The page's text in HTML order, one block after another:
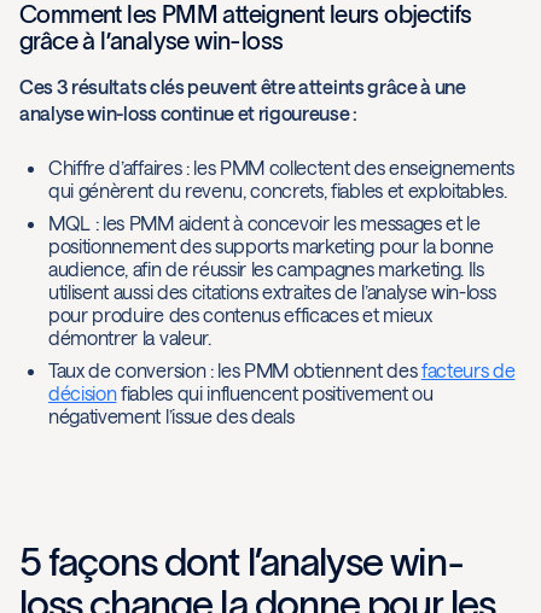
Comment les PMM atteignent leurs objectifs
grâce à l’analyse win-loss
Ces 3 résultats clés peuvent être atteints grâce à une
analyse win-loss continue et rigoureuse :
Chiffre d’affaires : les PMM collectent des enseignements
qui génèrent du revenu, concrets, fiables et exploitables.
MQL : les PMM aident à concevoir les messages et le
positionnement des supports marketing pour la bonne
audience, afin de réussir les campagnes marketing. Ils
utilisent aussi des citations extraites de l’analyse win-loss
pour produire des contenus efficaces et mieux
démontrer la valeur.
Taux de conversion : les PMM obtiennent desfacteurs de
décisionfiables qui influencent positivement ou
négativement l’issue des deals
5 façons dont l’analyse win-
loss change la donne pour les